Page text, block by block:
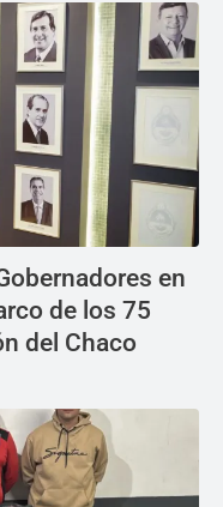
en
de los 75
del Chaco